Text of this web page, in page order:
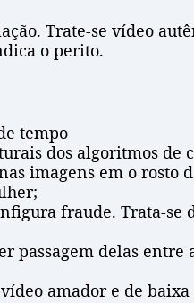
Trate-se vídeo
o perito.
tempo
dos algoritmos de
imagens em o rosto
fraude. Trata-
delas
amador e de